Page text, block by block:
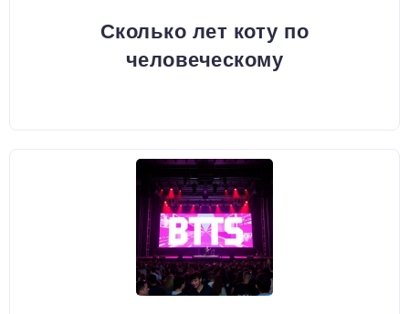
Сколько лет коту по
человеческому